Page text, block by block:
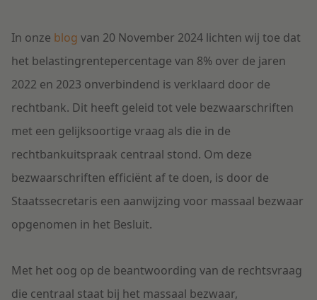
In onze blog van 20 November 2024 lichten wij toe dat
het belastingrentepercentage van 8% over de jaren
2022 en 2023 onverbindend is verklaard door de
rechtbank. Dit heeft geleid tot vele bezwaarschriften
met een gelijksoortige vraag als die in de
rechtbankuitspraak centraal stond. Om deze
bezwaarschriften efficiënt af te doen, is door de
Staatssecretaris een aanwijzing voor massaal bezwaar
opgenomen in het Besluit.
Met het oog op de beantwoording van de rechtsvraag
die centraal staat bij het massaal bezwaar,